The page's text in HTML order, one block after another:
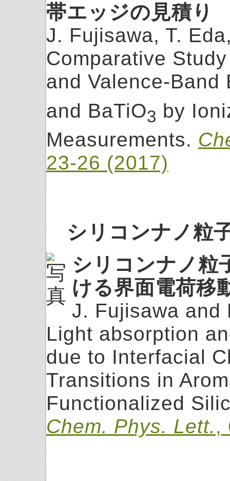
帯エッジの見積り
J. Fujisawa, T.
Comparative
and Valence-Band
and BaTiO3 by
Measurements.
23-26 (2017)
シリコンナノ粒
シリコンナノ粒
ける界面電荷移
J. Fujisawa and
Light absorption
due to Interfacial
Transitions in
Functionalized
Chem. Phys. Lett. ,